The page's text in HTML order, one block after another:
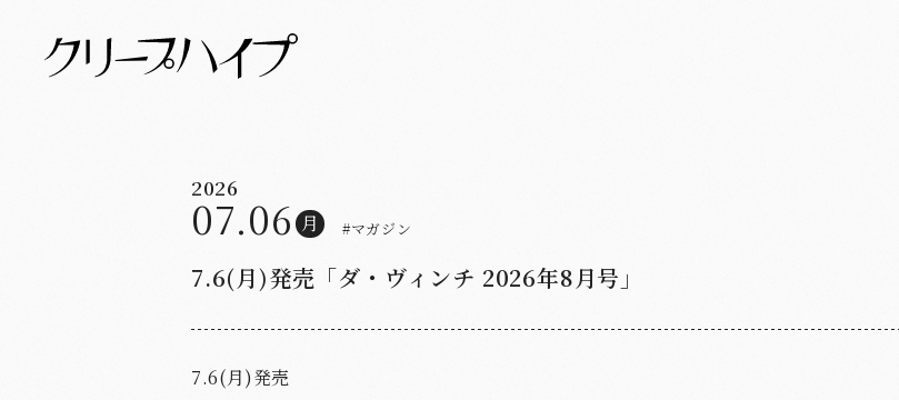
2026
07.06 月 #マガジン
7.6(月)発売「ダ・ヴィンチ 2026年8月号」
7.6(月)発売